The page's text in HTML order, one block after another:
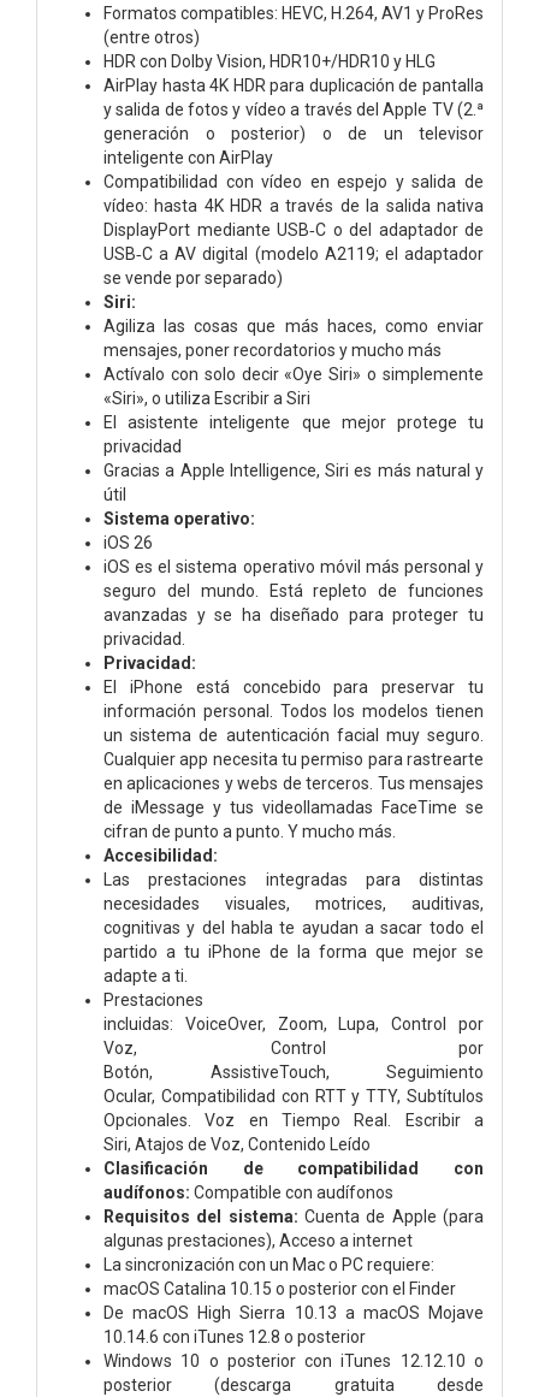
Formatos compatibles: HEVC, H.264, AV1 y ProRes
(entre otros)
HDR con Dolby Vision, HDR10+/HDR10 y HLG
AirPlay hasta 4K HDR para duplicación de pantalla
y salida de fotos y vídeo a través del Apple TV (2.ª
generación o posterior) o de un televisor
inteligente con AirPlay
Compati­bilidad con vídeo en espejo y salida de
vídeo: hasta 4K HDR a través de la salida nativa
DisplayPort mediante USB‑C o del adaptador de
USB‑C a AV digital (modelo A2119; el adaptador
se vende por separado)
Siri:
Agiliza las cosas que más haces, como enviar
mensajes, poner recordatorios y mucho más
Actívalo con solo decir «Oye Siri» o simplemente
«Siri», o utiliza Escribir a Siri
El asistente inteligente que mejor protege tu
privacidad
Gracias a Apple Intelligence, Siri es más natural y
útil
Sistema operativo:
iOS 26
iOS es el sistema operativo móvil más personal y
seguro del mundo. Está repleto de funciones
avanzadas y se ha diseñado para proteger tu
privacidad.
Privacidad:
El iPhone está concebido para preservar tu
información personal. Todos los modelos tienen
un sistema de autenticación facial muy seguro.
Cualquier app necesita tu permiso para rastrearte
en aplicaciones y webs de terceros. Tus mensajes
de iMessage y tus videollamadas FaceTime se
cifran de punto a punto. Y mucho más.
Accesibilidad:
Las prestaciones integradas para distintas
necesidades visuales, motrices, auditivas,
cognitivas y del habla te ayudan a sacar todo el
partido a tu iPhone de la forma que mejor se
adapte a ti.
Prestaciones
incluidas: VoiceOver, Zoom, Lupa,Control por
Voz, Control por
Botón, AssistiveTouch, Seguimiento
Ocular, Compati­bilidad con RTT y TTY, Subtítulos
Opcionales.Voz en Tiempo Real.
Escribir a
Siri, Atajos de Voz, Contenido Leído
Clasificación de compati­bilidad con
audífonos: Compatible con audífonos
Requisitos del sistema: Cuenta de Apple (para
algunas prestaciones), Acceso a internet
La sincronización con un Mac o PC requiere:
macOS Catalina 10.15 o posterior con el Finder
De macOS High Sierra 10.13 a macOS Mojave
10.14.6 con iTunes 12.8 o posterior
Windows 10 o posterior con iTunes 12.12.10 o
posterior (descarga gratuita desde